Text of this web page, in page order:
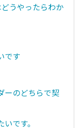
うやったらわか
です
ーのどちらで契
です。